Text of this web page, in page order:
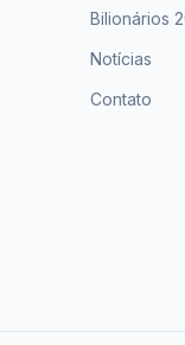
Bilionários
Notícias
Contato